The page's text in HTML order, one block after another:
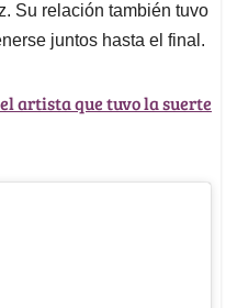
Su relación también tuvo
juntos hasta el final.
artista que tuvo la suerte